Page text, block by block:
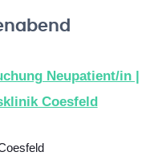
Neupatient/in |
Coesfeld